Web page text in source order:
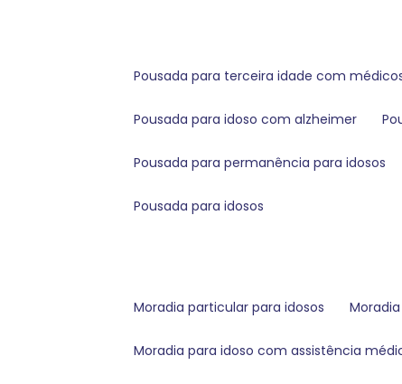
pousada para terceira idade com
pousada para idoso com alzheimer
pousada para permanência para idosos
pousada para idosos
moradia particular para idosos
moradia para idoso com assistência